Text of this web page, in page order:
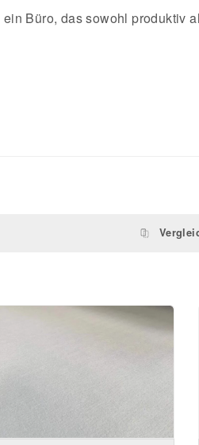
ein Büro, das sowohl produktiv